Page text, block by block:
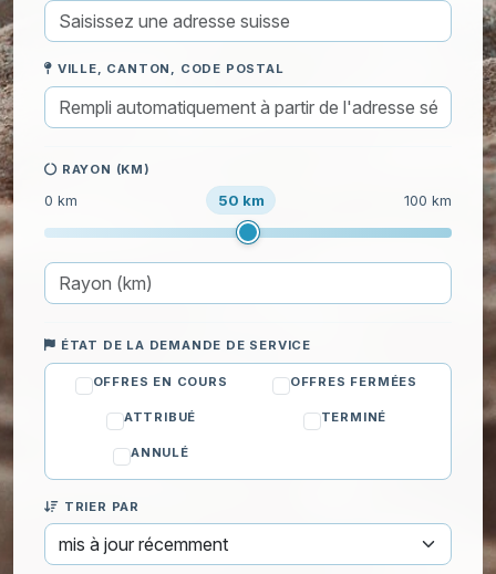
Informatique
Jardinage
VILLE, CANTON, CODE POSTAL
RAYON (KM)
0 km 50 km 100 km
ÉTAT DE LA DEMANDE DE SERVICE
OFFRES EN COURS OFFRES FERMÉES
ATTRIBUÉ TERMINÉ
ANNULÉ
TRIER PAR